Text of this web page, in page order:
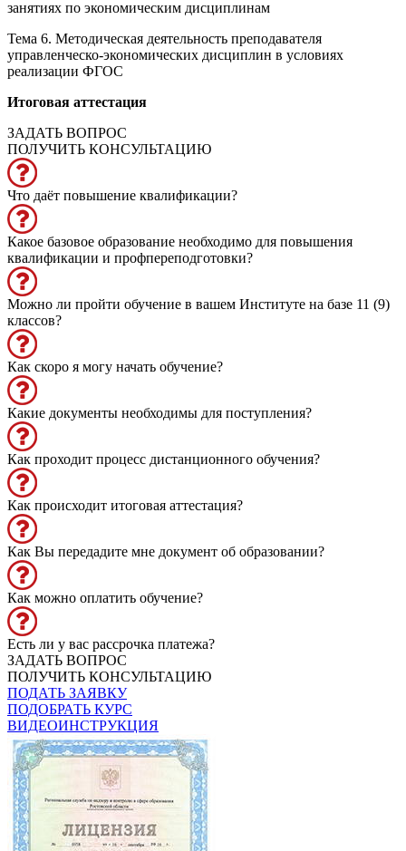
занятиях по экономическим дисциплинам
Тема 6. Методическая деятельность преподавателя
управленческо-экономических дисциплин в условиях
реализации ФГОС
Итоговая аттестация
ЗАДАТЬ ВОПРОС
ПОЛУЧИТЬ КОНСУЛЬТАЦИЮ
Что даёт повышение квалификации?
Какое базовое образование необходимо для повышения
квалификации и профпереподготовки?
Можно ли пройти обучение в вашем Институте на базе 11 (9)
классов?
Как скоро я могу начать обучение?
Какие документы необходимы для поступления?
Как проходит процесс дистанционного обучения?
Как происходит итоговая аттестация?
Как Вы передадите мне документ об образовании?
Как можно оплатить обучение?
Есть ли у вас рассрочка платежа?
ЗАДАТЬ ВОПРОС
ПОЛУЧИТЬ КОНСУЛЬТАЦИЮ
ПОДАТЬ ЗАЯВКУ
ПОДОБРАТЬ КУРС
ВИДЕОИНСТРУКЦИЯ